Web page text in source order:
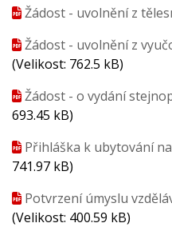
Žádost - uvolnění z
Žádost - uvolnění z
(Velikost: 762.5 kB)
Žádost - o vydání
693.45 kB)
Přihláška k ubytování
741.97 kB)
Potvrzení úmyslu
(Velikost: 400.59 kB)